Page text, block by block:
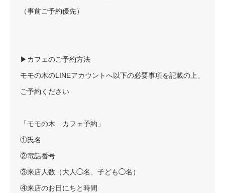
（事前ご予約優先）
▶︎カフェのご予約方法
モモの木のLINEアカウントへ以下の必要事項を記載の上、
ご予約ください
「モモの木 カフェ予約」
①氏名
②電話番号
③来店人数（大人◯名、子ども◯名）
④来店のお日にちと時間